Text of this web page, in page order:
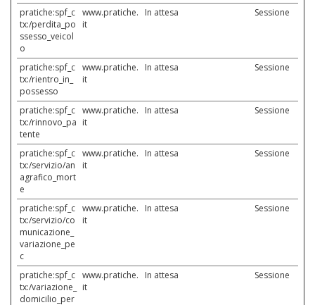
pratiche:spf_c
tx:/perdita_po
ssesso_veicol
o
www.pratiche.
it
In attesa Sessione
pratiche:spf_c
tx:/rientro_in_
possesso
www.pratiche.
it
In attesa Sessione
pratiche:spf_c
tx:/rinnovo_pa
tente
www.pratiche.
it
In attesa Sessione
pratiche:spf_c
tx:/servizio/an
agrafico_mort
e
www.pratiche.
it
In attesa Sessione
pratiche:spf_c
tx:/servizio/co
municazione_
variazione_pe
c
www.pratiche.
it
In attesa Sessione
pratiche:spf_c
tx:/variazione_
domicilio_per
www.pratiche.
it
In attesa Sessione